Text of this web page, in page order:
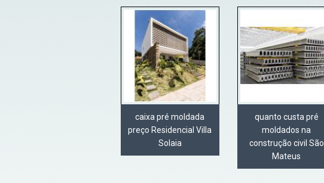
caixa pré moldada
preço Residencial Villa
Solaia
quanto custa pré
moldados na
construção civil São
Mateus